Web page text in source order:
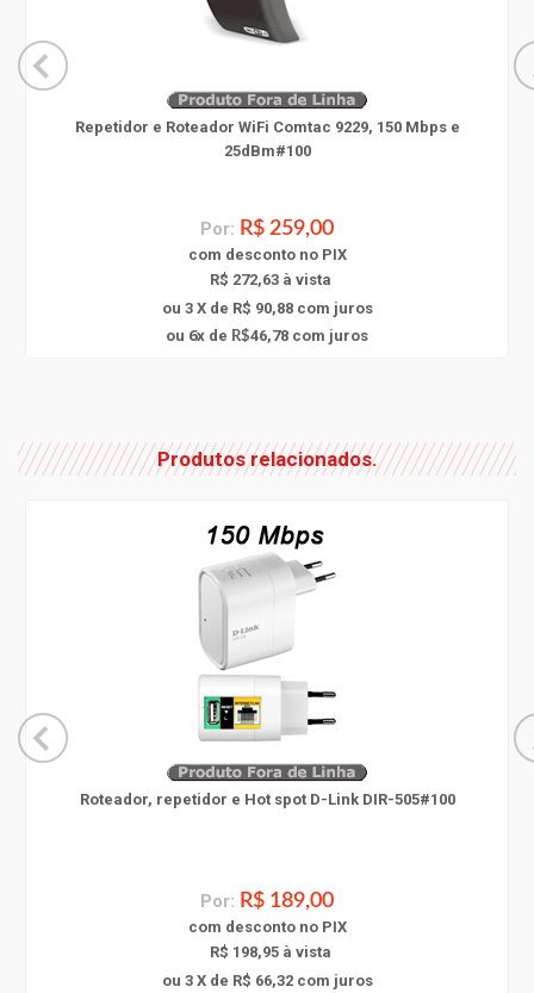
Repetidor e Roteador WiFi Comtac 9229, 150 Mbps e
25dBm#100
Por: R$ 259,00
com desconto no PIX
R$ 272,63 à vista
ou 3 X de R$ 90,88com juros
ou 6x de R$46,78 com juros
Produtos relacionados.
Roteador, repetidor e Hot spot D-Link DIR-505#100
Por: R$ 189,00
com desconto no PIX
R$ 198,95 à vista
ou 3 X de R$ 66,32com juros